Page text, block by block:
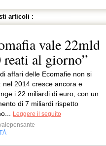
articoli :
vale 22mld
al giorno”
affari delle Ecomafie non si
nel 2014 cresce ancora e
i 22 miliardi di euro, con un
di 7 miliardi rispetto
Leggere il seguito